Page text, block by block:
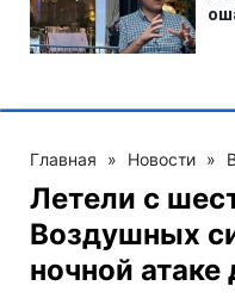
Главная » Новости »
Летели с
Воздушных
ночной